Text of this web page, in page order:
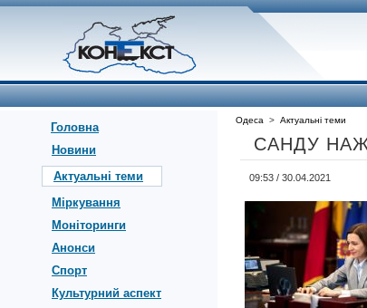
Головна
Новини
Актуальні теми
Міркування
Моніторинги
Анонси
Спорт
Культурний аспект
Одеса > Актуальні теми
САНДУ
09:53 / 30.04.2021